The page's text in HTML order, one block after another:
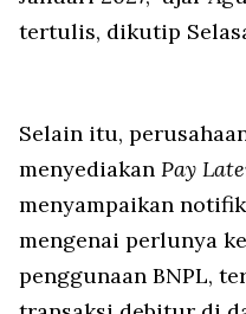
tertulis, dikutip
Selain itu,
menyediakan Pay
menyampaikan
mengenai perlunya
penggunaan BNPL,